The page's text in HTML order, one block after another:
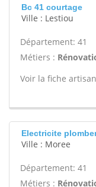
Bc 41 courtage
Ville : Lestiou
Département: 41
Métiers :
Voir la fiche
Electricite
Ville : Moree
Département: 41
Métiers :